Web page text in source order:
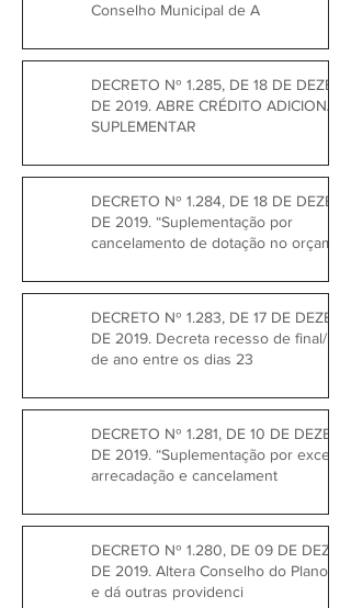
Conselho Municipal de A
DECRETO Nº 1.285, DE 18 DE
DE 2019. ABRE CRÉDITO ADICIONAL
SUPLEMENTAR
DECRETO Nº 1.284, DE 18 DE
DE 2019. “Suplementação por
cancelamento de dotação no
DECRETO Nº 1.283, DE 17 DE
DE 2019. Decreta recesso de final/
de ano entre os dias 23
DECRETO Nº 1.281, DE 10 DE
DE 2019. “Suplementação por excesso
arrecadação e cancelament
DECRETO Nº 1.280, DE 09 DE
DE 2019. Altera Conselho do Plano
e dá outras providenci